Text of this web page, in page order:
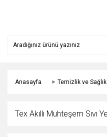
Anasayfa Temizlik ve Sağlık
Tex Akıllı Muhteşem Sıvı